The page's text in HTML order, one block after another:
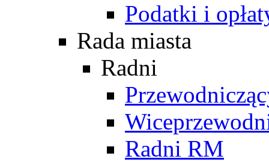
Podatki i
Rada miasta
Radni
Radni RM